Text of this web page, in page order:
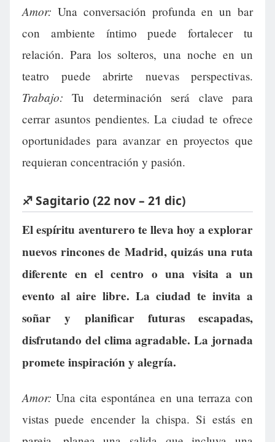
Amor: Una conversación profunda en un bar
con ambiente íntimo puede fortalecer tu
relación. Para los solteros, una noche en un
teatro puede abrirte nuevas perspectivas.
Trabajo: Tu determinación será clave para
cerrar asuntos pendientes. La ciudad te ofrece
oportunidades para avanzar en proyectos que
requieran concentración y pasión.
♐ Sagitario (22 nov – 21 dic)
El espíritu aventurero te lleva hoy a explorar
nuevos rincones de Madrid, quizás una ruta
diferente en el centro o una visita a un
evento al aire libre. La ciudad te invita a
soñar y planificar futuras escapadas,
disfrutando del clima agradable. La jornada
promete inspiración y alegría.
Amor: Una cita espontánea en una terraza con
vistas puede encender la chispa. Si estás en